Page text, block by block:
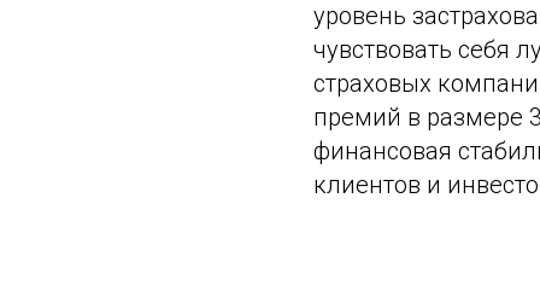
уровень
чувствовать себя
страховых
премий в размере
финансовая
клиентов и